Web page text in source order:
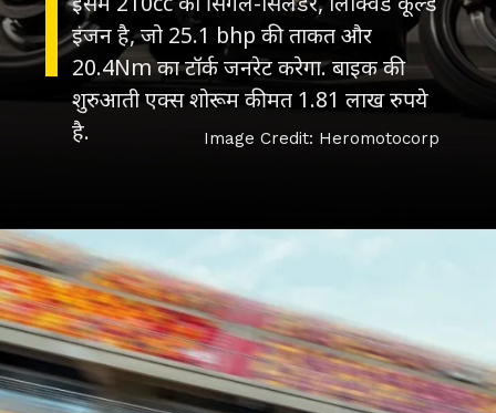
इंजन है, जो 25.1 bhp की ताकत और
20.4Nm का टॉर्क जनरेट करेगा. बाइक की
शुरुआती एक्स शोरूम कीमत 1.81 लाख रुपये
है.
Image Credit: Heromotocorp